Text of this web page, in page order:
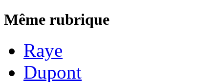
Même rubrique
Raye
Dupont